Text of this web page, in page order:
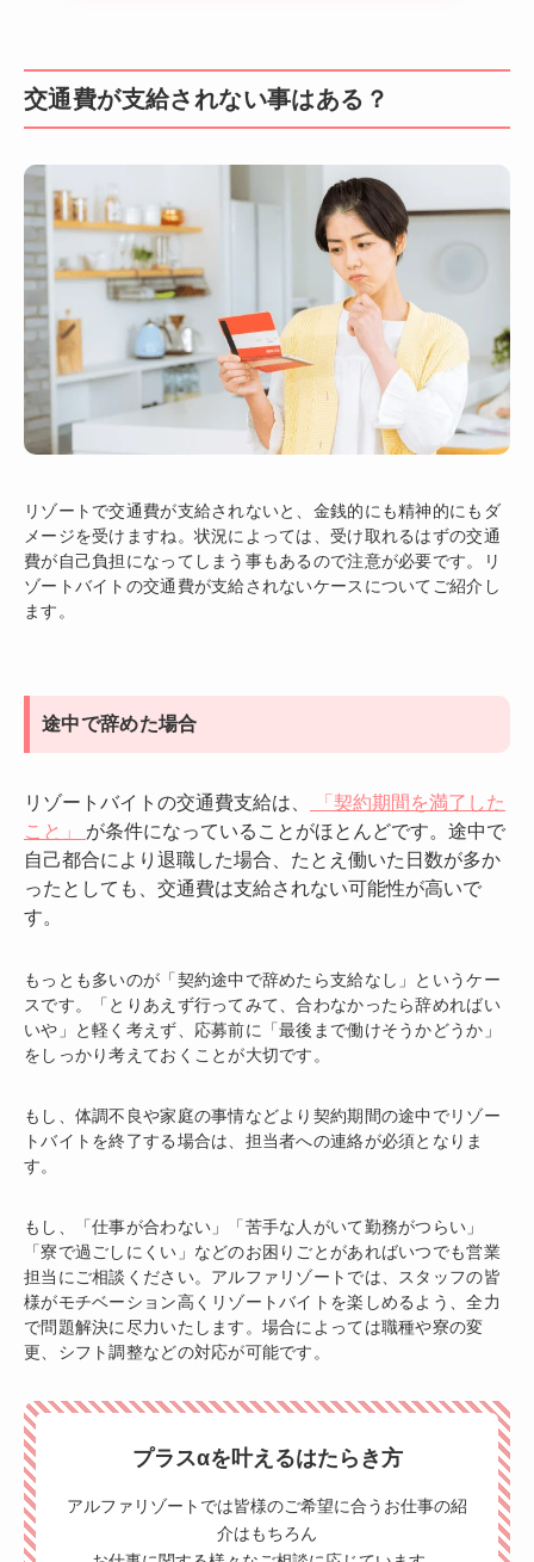
交通費が支給されない事はある？
リゾートで交通費が支給されないと、金銭的にも精神的にもダ
メージを受けますね。状況によっては、受け取れるはずの交通
費が自己負担になってしまう事もあるので注意が必要です。リ
ゾートバイトの交通費が支給されないケースについてご紹介し
ます。
途中で辞めた場合
リゾートバイトの交通費支給は、
「契約期間を満了した
こと」 が条件になっていることがほとんどです。途中で
自己都合により退職した場合、たとえ働いた日数が多か
ったとしても、交通費は支給されない可能性が高いで
す。
もっとも多いのが「契約途中で辞めたら支給なし」というケー
スです。「とりあえず行ってみて、合わなかったら辞めればい
いや」と軽く考えず、応募前に「最後まで働けそうかどうか」
をしっかり考えておくことが大切です。
もし、体調不良や家庭の事情などより契約期間の途中でリゾー
トバイトを終了する場合は、担当者への連絡が必須となりま
す。
もし、「仕事が合わない」「苦手な人がいて勤務がつらい」
「寮で過ごしにくい」などのお困りごとがあればいつでも営業
担当にご相談ください。アルファリゾートでは、スタッフの皆
様がモチベーション高くリゾートバイトを楽しめるよう、全力
で問題解決に尽力いたします。場合によっては職種や寮の変
更、シフト調整などの対応が可能です。
プラスαを叶えるはたらき方
アルファリゾートでは皆様のご希望に合うお仕事の紹
介はもちろん